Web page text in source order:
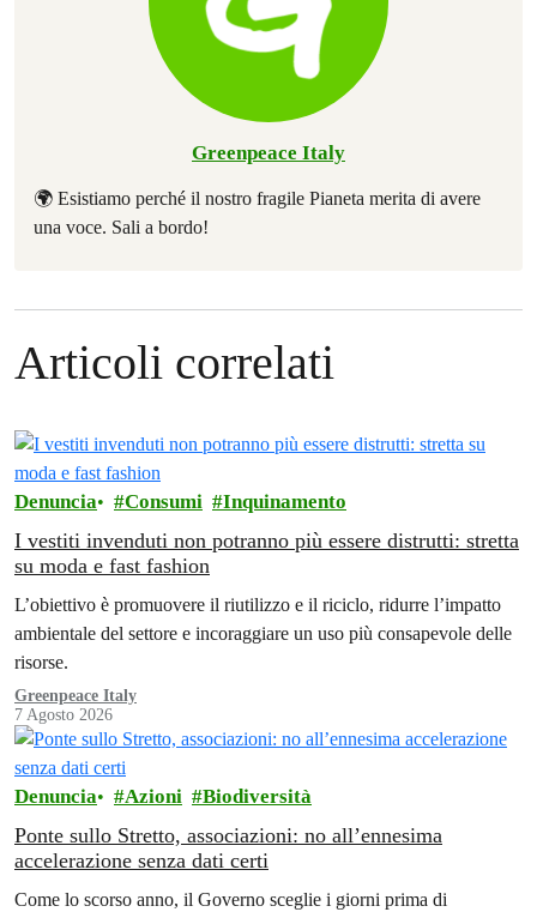
Greenpeace Italy
🌍 Esistiamo perché il nostro fragile Pianeta merita di avere
una voce. Sali a bordo!
Articoli correlati
Denuncia Consumi Inquinamento
I vestiti invenduti non potranno più essere distrutti: stretta
su moda e fast fashion
L’obiettivo è promuovere il riutilizzo e il riciclo, ridurre l’impatto
ambientale del settore e incoraggiare un uso più consapevole delle
risorse.
Greenpeace Italy
7 Agosto 2026
Denuncia Azioni Biodiversità
Ponte sullo Stretto, associazioni: no all’ennesima
accelerazione senza dati certi
Come lo scorso anno, il Governo sceglie i giorni prima di